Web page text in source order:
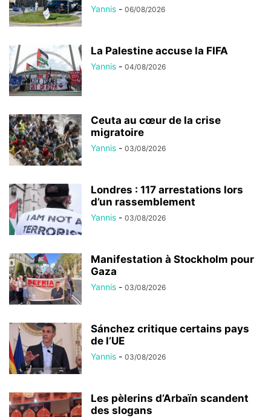
Yannis - 06/08/2026
La Palestine accuse la FIFA
Yannis - 04/08/2026
Ceuta au cœur de la crise
migratoire
Yannis - 03/08/2026
Londres : 117 arrestations lors
d’un rassemblement
Yannis - 03/08/2026
Manifestation à Stockholm pour
Gaza
Yannis - 03/08/2026
Sánchez critique certains pays
de l’UE
Yannis - 03/08/2026
Les pèlerins d’Arbaïn scandent
des slogans